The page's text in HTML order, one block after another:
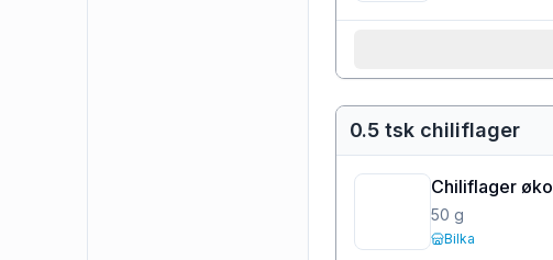
0.5 tsk chiliflager
Chiliflager øko
50 g
Bilka